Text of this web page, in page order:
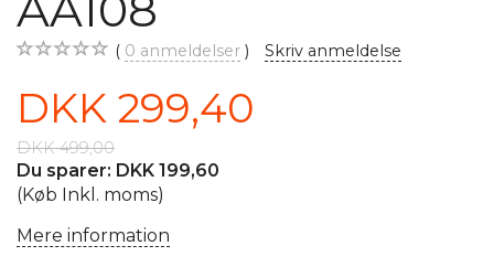
0 anmeldelser Skriv anmeldelse
DKK 299,40
DKK 499,00
Du sparer: DKK 199,60
(Køb Inkl. moms)
Mere information